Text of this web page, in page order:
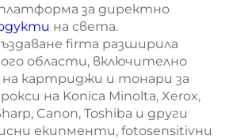
за директно
на света.
firma разширила
области, включително
картриджи и тонари за
на Konica Minolta, Xerox,
Canon, Toshiba и други
екипменти, fotosensitivни